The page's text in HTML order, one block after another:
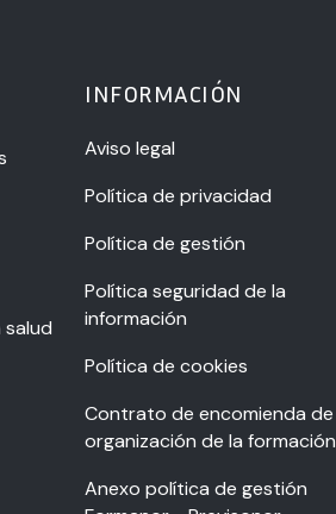
INFORMACIÓN
Aviso legal
Política de privacidad
Política de gestión
Política seguridad de la
información
Política de cookies
Contrato de encomienda de
organización de la formación
Anexo política de gestión